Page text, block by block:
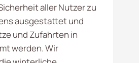
aller Nutzer zu
ausgestattet und
und Zufahrten in
werden. Wir